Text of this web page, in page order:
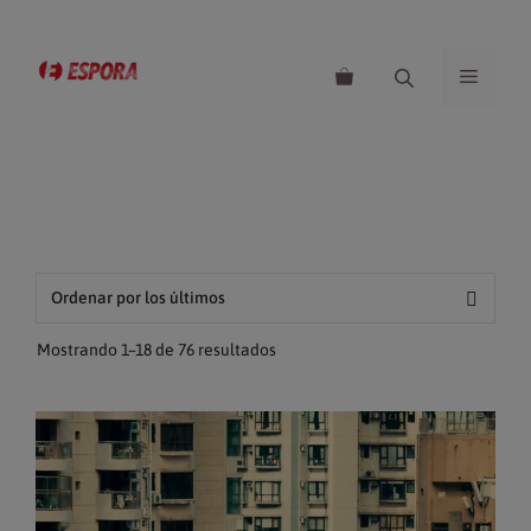
contenido
MENÚ
Mostrando 1–18 de 76 resultados
últimos
Este
producto
tiene
múltiples